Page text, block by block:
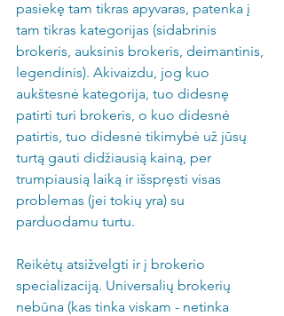
pasiekę tam tikras apyvaras, patenka į
tam tikras kategorijas (sidabrinis
brokeris, auksinis brokeris, deimantinis,
legendinis). Akivaizdu, jog kuo
aukštesnė kategorija, tuo didesnę
patirti turi brokeris, o kuo didesnė
patirtis, tuo didesnė tikimybė už jūsų
turtą gauti didžiausią kainą, per
trumpiausią laiką ir išspręsti visas
problemas (jei tokių yra) su
parduodamu turtu.
Reikėtų atsižvelgti ir į brokerio
specializaciją. Universalių brokerių
nebūna (kas tinka viskam - netinka